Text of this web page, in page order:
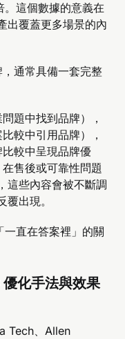
這個數據的意義在
出覆蓋更多場景的內
通常具備一套完整
題中找到品牌），
較中引用品牌），
較中呈現品牌優
售後或可靠性問題
這些內容會被不斷調
出現。
一直在答案裡」的關
化手法與效果
Tech、Allen